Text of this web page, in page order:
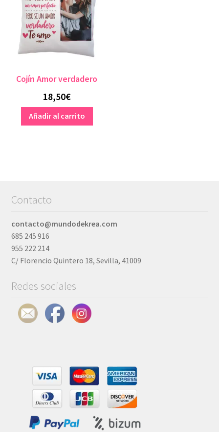
Cojín Amor verdadero
18,50€
Añadir al carrito
Contacto
contacto@mundodekrea.com
685 245 916
955 222 214
C/ Florencio Quintero 18, Sevilla, 41009
Redes sociales